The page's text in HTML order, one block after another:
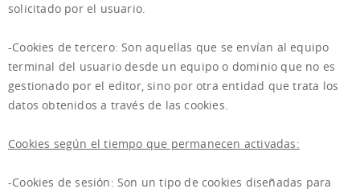
solicitado por el usuario.
-Cookies de tercero: Son aquellas que se envían al equipo
terminal del usuario desde un equipo o dominio que no es
gestionado por el editor, sino por otra entidad que trata los
datos obtenidos a través de las cookies.
Cookies según el tiempo que permanecen activadas:
-Cookies de sesión: Son un tipo de cookies diseñadas para